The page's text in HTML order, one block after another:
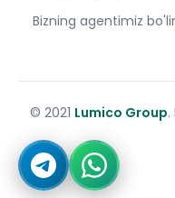
Bizning agentimiz
© 2021 Lumico Group